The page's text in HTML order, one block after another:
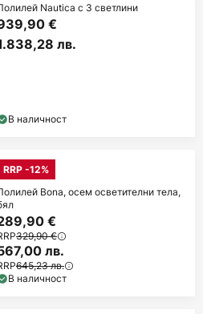
Nautica с 3 светлини
€
лв.
В наличност
RRP -12%
Bona, осем осветителни тела,
€
329,90 €
лв.
645,23 лв.
В наличност